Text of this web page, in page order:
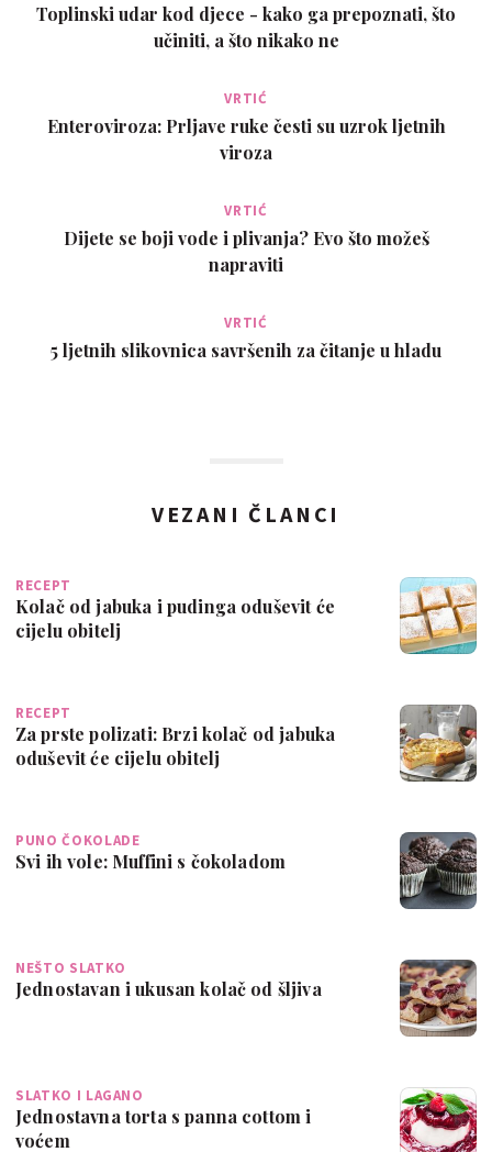
Toplinski udar kod djece - kako ga prepoznati, što
učiniti, a što nikako ne
VRTIĆ
Enteroviroza: Prljave ruke česti su uzrok ljetnih
viroza
VRTIĆ
Dijete se boji vode i plivanja? Evo što možeš
napraviti
VRTIĆ
5 ljetnih slikovnica savršenih za čitanje u hladu
VEZANI ČLANCI
RECEPT
Kolač od jabuka i pudinga oduševit će
cijelu obitelj
RECEPT
Za prste polizati: Brzi kolač od jabuka
oduševit će cijelu obitelj
PUNO ČOKOLADE
Svi ih vole: Muffini s čokoladom
NEŠTO SLATKO
Jednostavan i ukusan kolač od šljiva
SLATKO I LAGANO
Jednostavna torta s panna cottom i
voćem